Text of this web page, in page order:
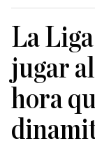
La
jugar
hora